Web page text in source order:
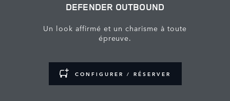
DEFENDER OUTBOUND
Un look affirmé et un charisme à toute
épreuve.
CONFIGURER / RÉSERVER